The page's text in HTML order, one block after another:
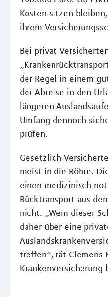
Kosten sitzen
ihrem
Bei privat
der Regel in einem
der Abreise in den
längeren
Umfang dennoch
prüfen.
Gesetzlich
meist in die Röhre.
einen medizinisch
Rücktransport aus
nicht. „Wem dieser
daher über eine
treffen“, rät Clemens
Krankenversicherung